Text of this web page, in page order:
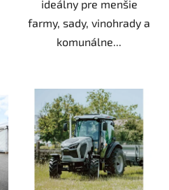
ideálny pre menšie
farmy, sady, vinohrady a
komunálne...